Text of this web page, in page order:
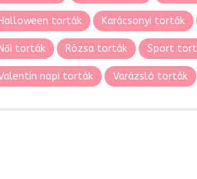
Halloween torták Karácsonyi torták
Női torták Rózsa torták Sport
napi torták Varázsló torták